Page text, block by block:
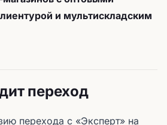
и мультискладским
переход
перехода с «Эксперт» на